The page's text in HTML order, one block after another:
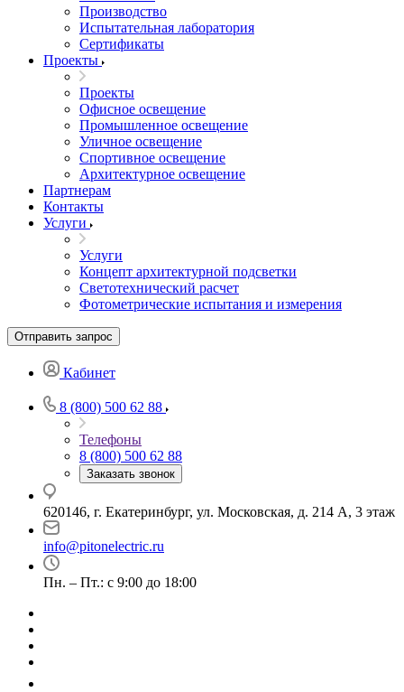
Производство
Испытательная лаборатория
Сертификаты
Проекты
Проекты
Офисное освещение
Промышленное освещение
Уличное освещение
Спортивное освещение
Архитектурное освещение
Партнерам
Контакты
Услуги
Услуги
Концепт архитектурной подсветки
Светотехнический расчет
Фотометрические испытания и измерения
Отправить запрос
Кабинет
8 (800) 500 62 88
Телефоны
8 (800) 500 62 88
Заказать звонок
620146, г. Екатеринбург, ул. Московская, д. 214 А, 3 этаж
info@pitonelectric.ru
Пн. – Пт.: с 9:00 до 18:00